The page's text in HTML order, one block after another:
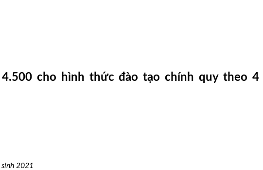
cho hình thức đào tạo chính quy theo 4
2021